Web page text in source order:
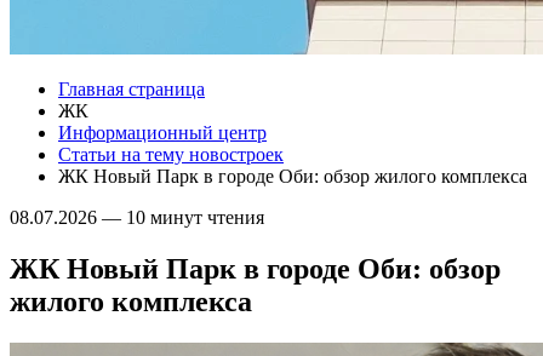
Главная страница
ЖК
Информационный центр
Статьи на тему новостроек
ЖК Новый Парк в городе Оби: обзор жилого комплекса
08.07.2026 — 10 минут чтения
ЖК Новый Парк в городе Оби: обзор
жилого комплекса